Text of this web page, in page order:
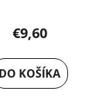
€9,60
DO KOŠÍKA